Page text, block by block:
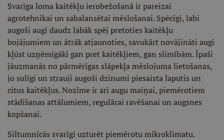
Svarīga loma kaitēkļu ierobežošanā ir pareizai
agrotehnikai un sabalansētai mēslošanai. Spēcīgi, labi
augoši augi daudz labāk spēj pretoties kaitēkļu
bojājumiem un ātrāk atjaunoties, savukārt novājināti augi
kļūst uzņēmīgāki gan pret kaitēkļiem, gan slimībām. Īpaši
jāuzmanās no pārmērīgas slāpekļa mēslojuma lietošanas,
jo sulīgi un strauji augoši dzinumi piesaista laputis un
citus kaitēkļus. Nozīme ir arī augu maiņai, piemērotiem
stādīšanas attālumiem, regulārai ravēšanai un augsnes
kopšanai.
Siltumnīcās svarīgi uzturēt piemērotu mikroklimatu.